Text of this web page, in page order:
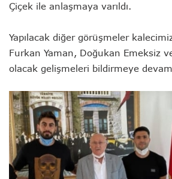
Çiçek ile anlaşmaya varıldı.
Yapılacak diğer görüşmeler
Furkan Yaman, Doğukan Emeksiz
olacak gelişmeleri bildirmeye